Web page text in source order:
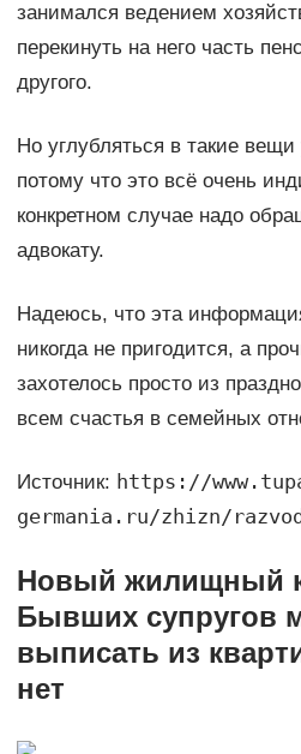
занимался ведением
перекинуть на него часть
другого.
Но углубляться в такие
потому что это всё очень
конкретном случае надо
адвокату.
Надеюсь, что эта
никогда не пригодится, а
захотелось просто из
всем счастья в семейных
Источник: https://
germania.ru/zhizn/
Новый жилищный
Бывших супругов
выписать из
нет